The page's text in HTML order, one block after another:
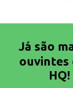
Já são
ouvintes